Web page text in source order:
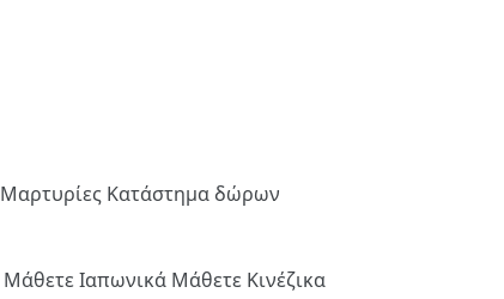
Μαρτυρίες Κατάστημα δώρων
Μάθετε Ιαπωνικά Μάθετε Κινέζικα